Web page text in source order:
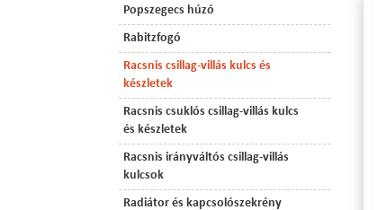
Popszegecs húzó
Rabitzfogó
Racsnis csillag-villás kulcs és
készletek
Racsnis csuklós csillag-villás kulcs
és készletek
Racsnis irányváltós csillag-villás
kulcsok
Radiátor és kapcsolószekrény